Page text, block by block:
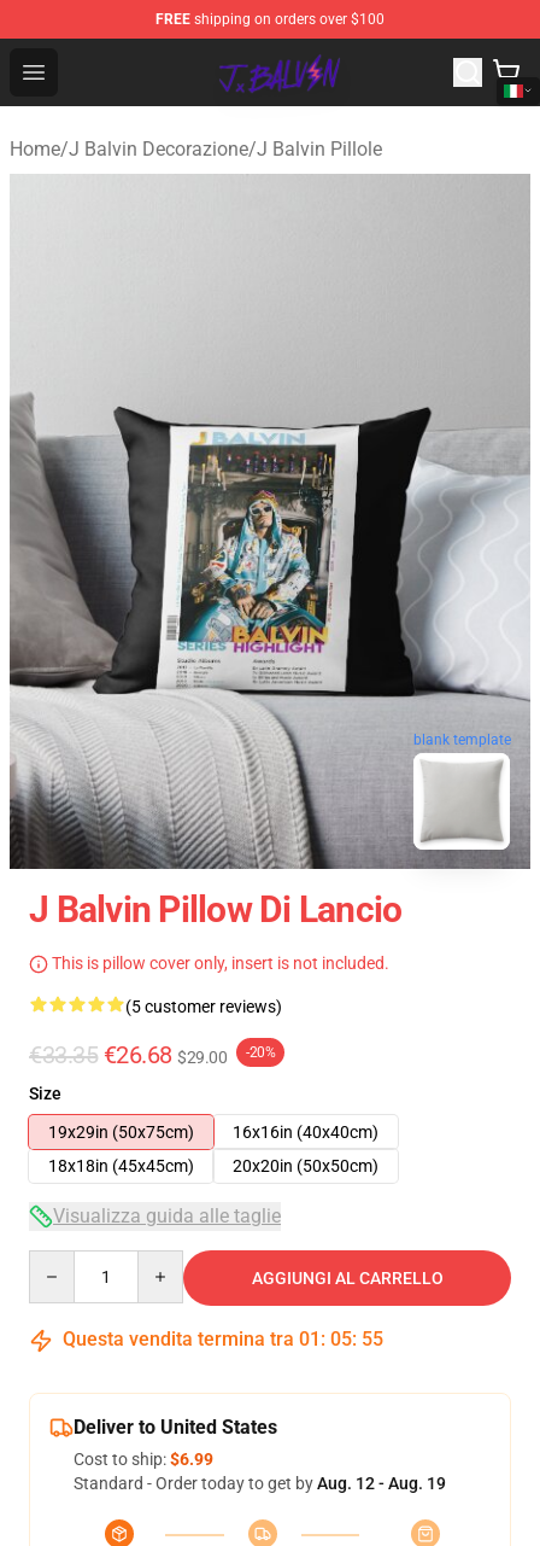
FREE shipping on orders over $100
Open menu
J Balvin Store - Official J Balvin Merchandise Shop
Home/J Balvin Decorazione/J Balvin Pillole
blank template
J Balvin Pillow Di Lancio
This is pillow cover only, insert is not included.
(5 customer reviews)
€33.35 €26.68 $29.00 -20%
Size
19x29in (50x75cm)
16x16in (40x40cm)
18x18in (45x45cm)
20x20in (50x50cm)
Visualizza guida alle taglie
AGGIUNGI AL CARRELLO
Questa vendita termina tra 01 : 05: 54
Deliver to United States
Cost to ship:$6.99
Standard - Order today to get byAug. 12 - Aug. 19